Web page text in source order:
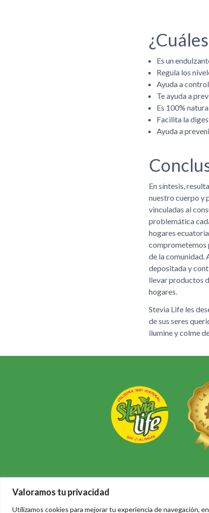
Valoramos tu privacidad
Utilizamos cookies para mejorar tu experiencia de navegación,
Es un
Regula los
Ayuda a
Te ayuda a
Es 100%
Facilita la
Ayuda a
En síntesis,
nuestro cuerpo y
vinculadas al
problemática
hogares
comprometemos
de la comunidad.
depositada y
llevar productos
hogares.
Stevia Life les
de sus seres
ilumine y colme